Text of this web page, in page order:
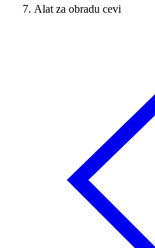
Alat za obradu cevi